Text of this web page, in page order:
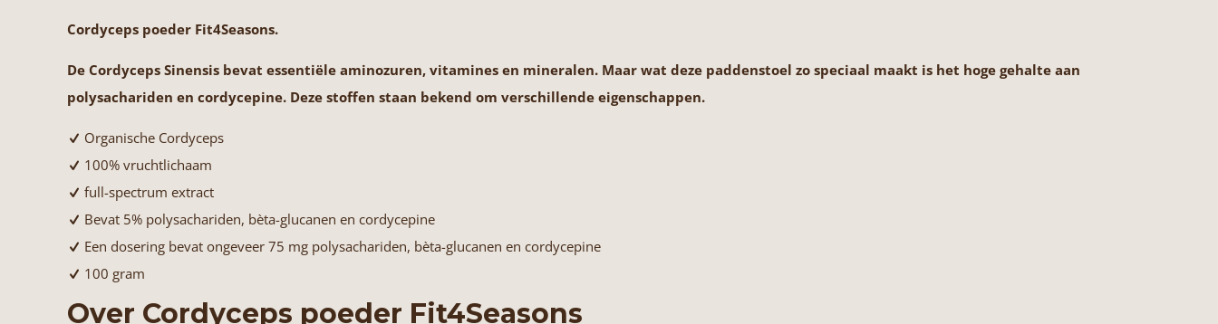
Cordyceps poeder Fit4Seasons.
De Cordyceps Sinensis bevat essentiële aminozuren, vitamines en mineralen. Maar wat deze paddenstoel zo speciaal maakt is het hoge gehalte aan
polysachariden en cordycepine. Deze stoffen staan bekend om verschillende eigenschappen.
Organische Cordyceps
100% vruchtlichaam
full-spectrum extract
Bevat 5% polysachariden, bèta-glucanen en cordycepine
Een dosering bevat ongeveer 75 mg polysachariden, bèta-glucanen en cordycepine
100 gram
Over Cordyceps poeder Fit4Seasons